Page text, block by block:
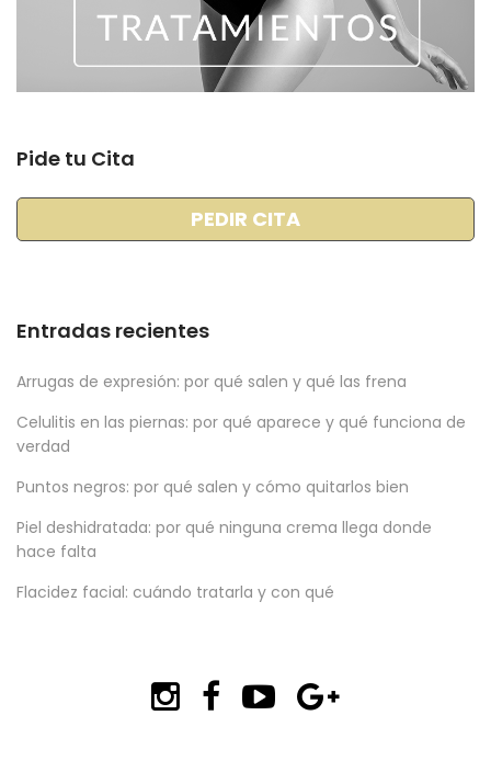
Pide tu Cita
PEDIR CITA
Entradas recientes
Arrugas de expresión: por qué salen y qué las frena
Celulitis en las piernas: por qué aparece y qué funciona de
verdad
Puntos negros: por qué salen y cómo quitarlos bien
Piel deshidratada: por qué ninguna crema llega donde
hace falta
Flacidez facial: cuándo tratarla y con qué